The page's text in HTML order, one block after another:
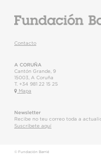
Contacto
A CORUÑA
Cantón Grande, 9
15003
A Coruña
T. +34 981 22 15 25
Mapa
Newsletter
Recibe no teu correo toda a
Suscríbete aquí
© Fundación Barrié